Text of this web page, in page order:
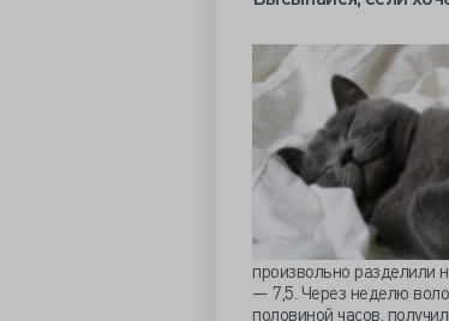
произвольно разделили
— 7,5. Через неделю
половиной часов,